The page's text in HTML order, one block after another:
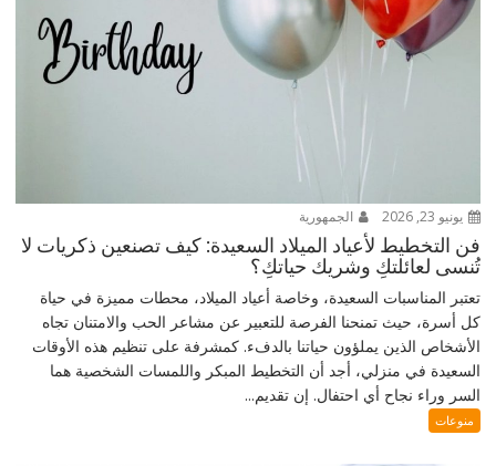
يونيو 23, 2026 الجمهورية
فن التخطيط لأعياد الميلاد السعيدة: كيف تصنعين ذكريات لا
تُنسى لعائلتكِ وشريك حياتكِ؟
تعتبر المناسبات السعيدة، وخاصة أعياد الميلاد، محطات مميزة في حياة
كل أسرة، حيث تمنحنا الفرصة للتعبير عن مشاعر الحب والامتنان تجاه
الأشخاص الذين يملؤون حياتنا بالدفء. كمشرفة على تنظيم هذه الأوقات
السعيدة في منزلي، أجد أن التخطيط المبكر واللمسات الشخصية هما
السر وراء نجاح أي احتفال. إن تقديم...
منوعات